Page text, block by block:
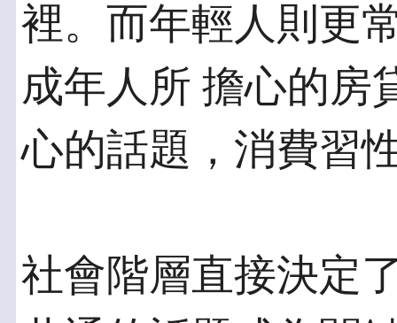
裡。而年輕人則更
成年人所 擔心的房
心的話題，消費習
社會階層直接決定